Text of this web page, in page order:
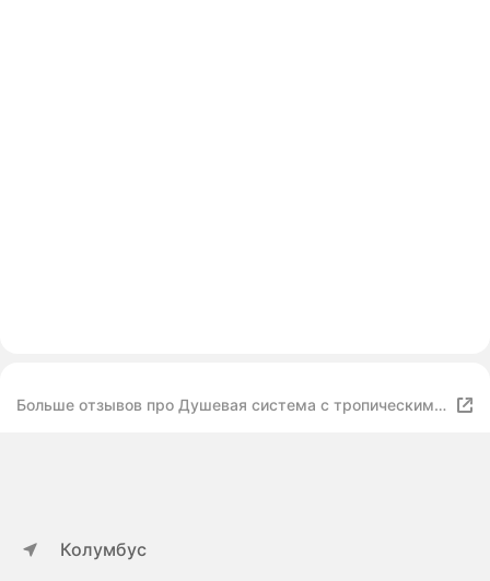
Больше отзывов про Душевая система с тропическим
Колумбус